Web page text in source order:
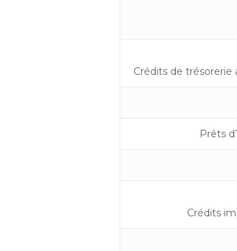
Crédits de trésorerie
Prêts
Crédits